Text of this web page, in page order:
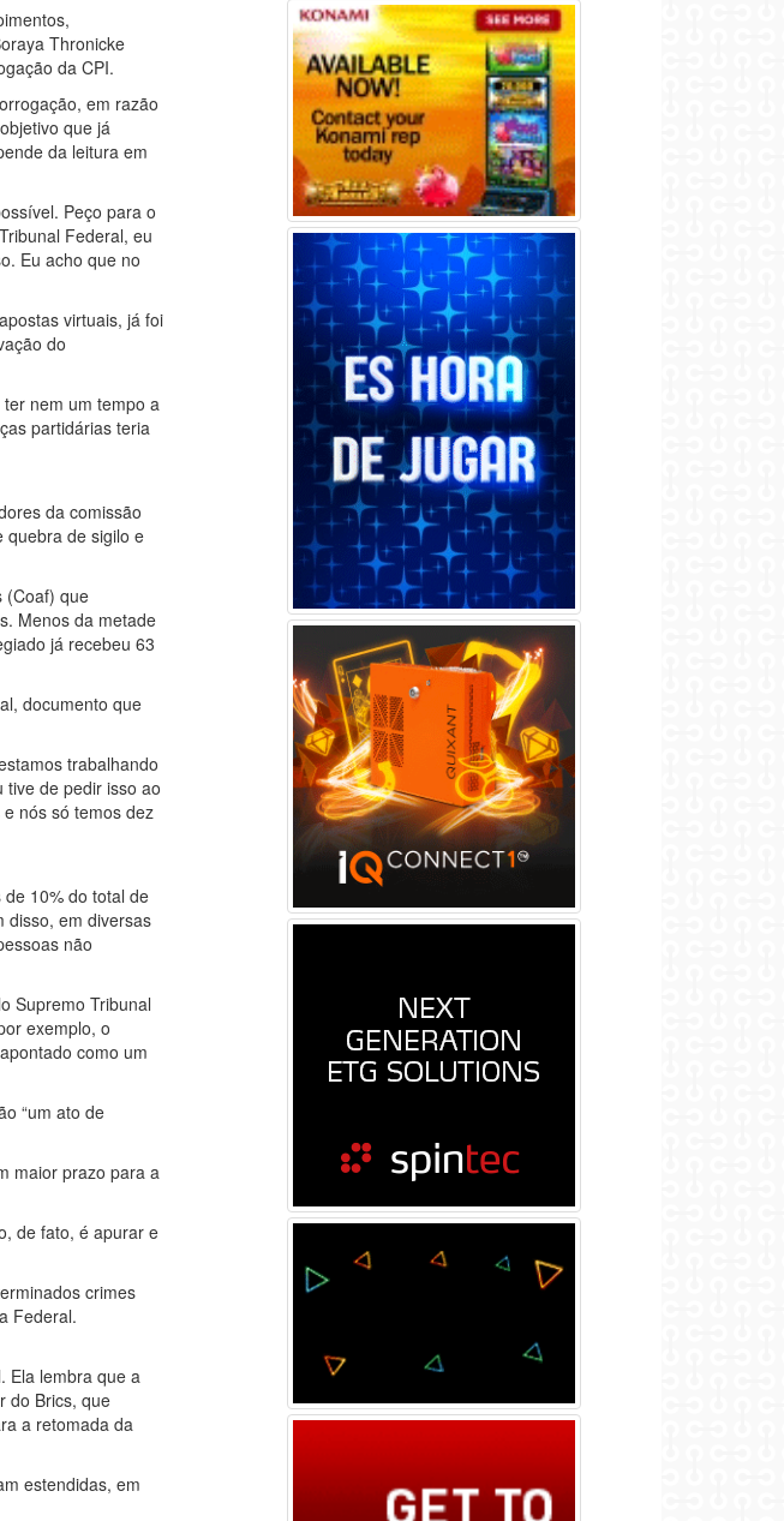
Thronicke
da CPI.
em razão
que já
da leitura em
Peço para o
Federal, eu
Eu acho que no
virtuais, já foi
do
nem um tempo a
partidárias teria
da comissão
quebra de sigilo e
(Coaf) que
Menos da metade
já recebeu 63
documento que
trabalhando
de pedir isso ao
nós só temos dez
10% do total de
disso, em diversas
não
Supremo Tribunal
exemplo, o
como um
“um ato de
maior prazo para a
de fato, é apurar e
crimes
Federal.
Ela lembra que a
do Brics, que
a retomada da
estendidas, em